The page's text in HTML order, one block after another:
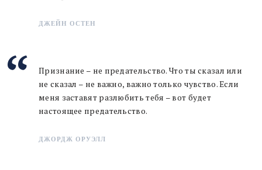
ДЖЕЙН ОСТЕН
Признание – не предательство. Что ты сказал или
не сказал – не важно, важно только чувство. Если
меня заставят разлюбить тебя – вот будет
настоящее предательство.
ДЖОРДЖ ОРУЭЛЛ